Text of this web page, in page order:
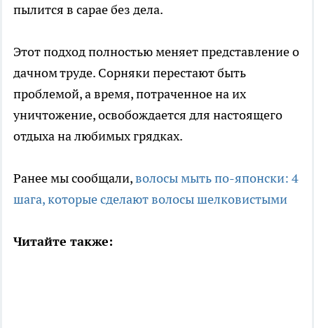
пылится в сарае без дела.
Этот подход полностью меняет представление о
дачном труде. Сорняки перестают быть
проблемой, а время, потраченное на их
уничтожение, освобождается для настоящего
отдыха на любимых грядках.
Ранее мы сообщали,волосы мыть по-японски: 4
шага, которые сделают волосы шелковистыми
Читайте также: